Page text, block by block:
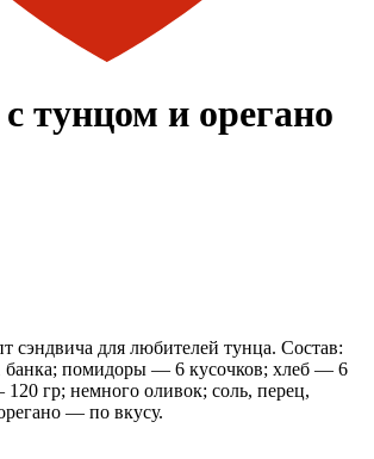
тунцом и орегано
сэндвича для любителей тунца. Состав:
банка; помидоры — 6 кусочков; хлеб — 6
гр; немного оливок; соль, перец,
— по вкусу.